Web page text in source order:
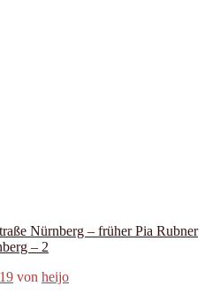
Nürnberg – früher Pia Rubner
– 2
von heijo